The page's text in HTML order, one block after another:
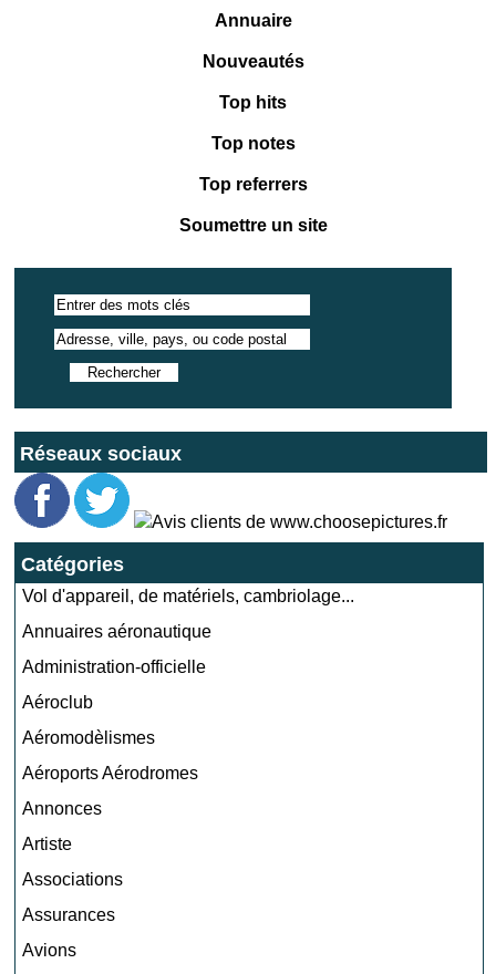
Annuaire
Nouveautés
Top hits
Top notes
Top referrers
Soumettre un site
Réseaux sociaux
Catégories
Vol d'appareil, de matériels, cambriolage...
Annuaires aéronautique
Administration-officielle
Aéroclub
Aéromodèlismes
Aéroports Aérodromes
Annonces
Artiste
Associations
Assurances
Avions